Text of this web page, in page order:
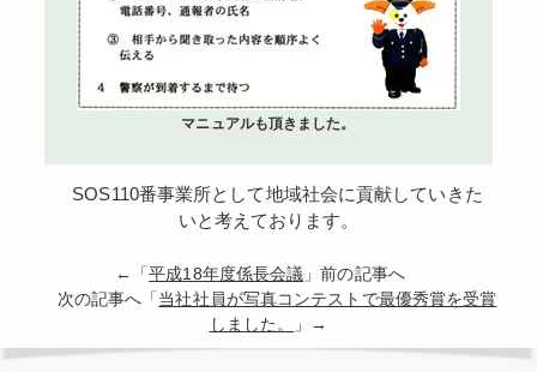
マニュアルも頂きました。
SOS110番事業所として地域社会に貢献していきた
いと考えております。
←「平成18年度係長会議 」前の記事へ
次の記事へ「 当社社員が写真コンテストで最優秀賞を受賞
しました。
」→